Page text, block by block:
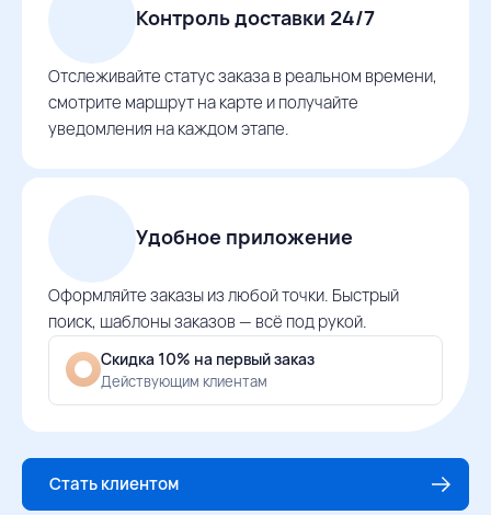
Контроль доставки 24/7
Отслеживайте статус заказа в реальном времени,
смотрите маршрут на карте и получайте
уведомления на каждом этапе.
Удобное приложение
Оформляйте заказы из любой точки. Быстрый
поиск, шаблоны заказов — всё под рукой.
Скидка 10% на первый заказ
Действующим клиентам
Стать клиентом